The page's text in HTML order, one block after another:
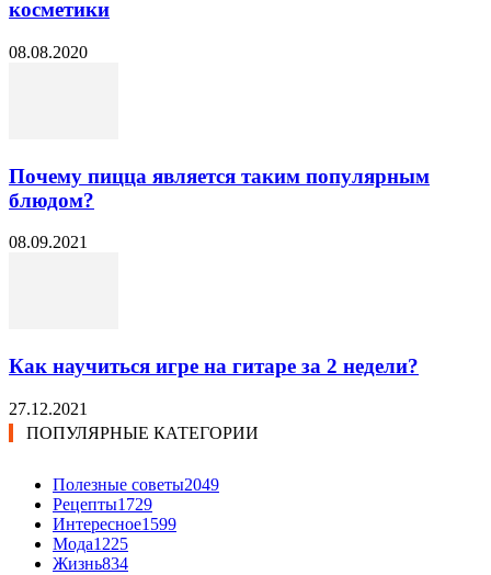
косметики
08.08.2020
Почему пицца является таким популярным
блюдом?
08.09.2021
Как научиться игре на гитаре за 2 недели?
27.12.2021
ПОПУЛЯРНЫЕ КАТЕГОРИИ
Полезные советы2049
Рецепты1729
Интересное1599
Мода1225
Жизнь834